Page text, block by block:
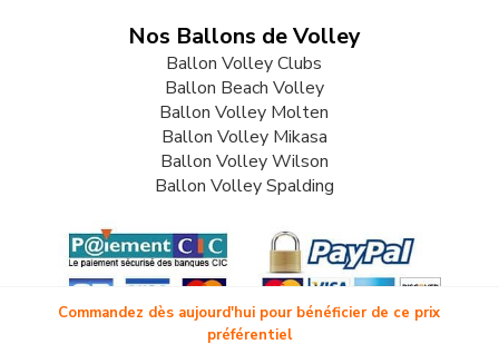
Commandez dès aujourd'hui pour bénéficier de ce prix
préférentiel
Nos Ballons de Volley
Ballon Volley Clubs
Ballon Beach Volley
Ballon Volley Molten
Ballon Volley Mikasa
Ballon Volley Wilson
Ballon Volley Spalding